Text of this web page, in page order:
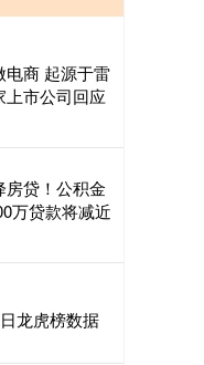
电商 起源于雷
市公司回应
贷！公积金
万贷款将减近
龙虎榜数据